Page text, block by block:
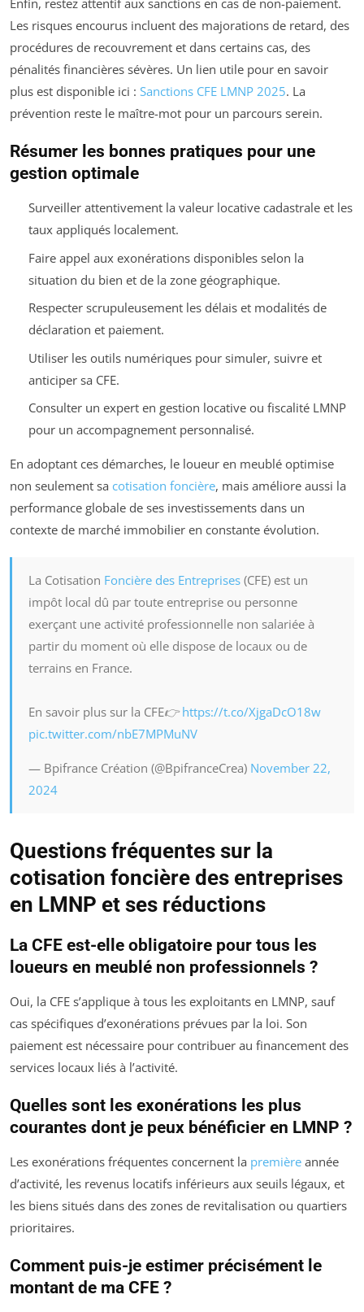
Enfin, restez attentif aux sanctions en cas de non-paiement.
Les risques encourus incluent des majorations de retard, des
procédures de recouvrement et dans certains cas, des
pénalités financières sévères. Un lien utile pour en savoir
plus est disponible ici : Sanctions CFE LMNP 2025. La
prévention reste le maître-mot pour un parcours serein.
Résumer les bonnes pratiques pour une
gestion optimale
Surveiller attentivement la valeur locative cadastrale et les
taux appliqués localement.
Faire appel aux exonérations disponibles selon la
situation du bien et de la zone géographique.
Respecter scrupuleusement les délais et modalités de
déclaration et paiement.
Utiliser les outils numériques pour simuler, suivre et
anticiper sa CFE.
Consulter un expert en gestion locative ou fiscalité LMNP
pour un accompagnement personnalisé.
En adoptant ces démarches, le loueur en meublé optimise
non seulement sa cotisation foncière, mais améliore aussi la
performance globale de ses investissements dans un
contexte de marché immobilier en constante évolution.
La Cotisation Foncière des Entreprises (CFE) est un
impôt local dû par toute entreprise ou personne
exerçant une activité professionnelle non salariée à
partir du moment où elle dispose de locaux ou de
terrains en France.
En savoir plus sur la CFE👉https://t.co/XjgaDcO18w
pic.twitter.com/nbE7MPMuNV
— Bpifrance Création (@BpifranceCrea) November 22,
2024
Questions fréquentes sur la
cotisation foncière des entreprises
en LMNP et ses réductions
La CFE est-elle obligatoire pour tous les
loueurs en meublé non professionnels ?
Oui, la CFE s’applique à tous les exploitants en LMNP, sauf
cas spécifiques d’exonérations prévues par la loi. Son
paiement est nécessaire pour contribuer au financement des
services locaux liés à l’activité.
Quelles sont les exonérations les plus
courantes dont je peux bénéficier en LMNP ?
Les exonérations fréquentes concernent la première année
d’activité, les revenus locatifs inférieurs aux seuils légaux, et
les biens situés dans des zones de revitalisation ou quartiers
prioritaires.
Comment puis-je estimer précisément le
montant de ma CFE ?